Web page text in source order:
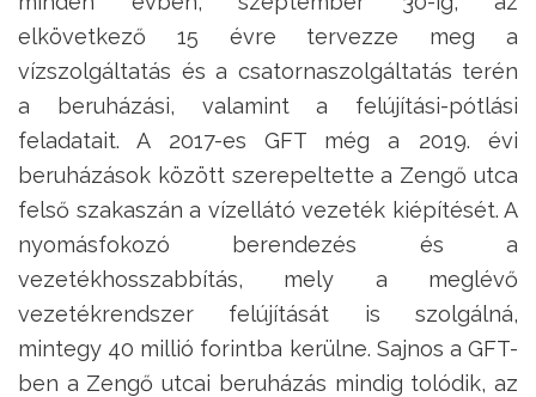
elkövetkező 15 évre tervezze meg a
vízszolgáltatás és a csatornaszolgáltatás terén
a beruházási, valamint a felújítási-pótlási
feladatait. A 2017-es GFT még a 2019. évi
beruházások között szerepeltette a Zengő utca
felső szakaszán a vízellátó vezeték kiépítését. A
nyomásfokozó berendezés és a
vezetékhosszabbítás, mely a meglévő
vezetékrendszer felújítását is szolgálná,
mintegy 40 millió forintba kerülne. Sajnos a GFT-
ben a Zengő utcai beruházás mindig tolódik, az